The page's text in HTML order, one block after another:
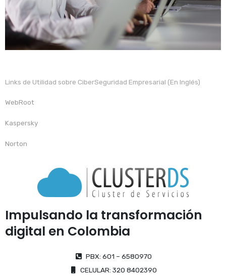
Links de Utilidad sobre CiberSeguridad Empresarial (En Inglés)
WebRoot
Kaspersky
Norton
Impulsando la transformación
digital en Colombia
PBX: 601 – 6580970
CELULAR: 320 8402390